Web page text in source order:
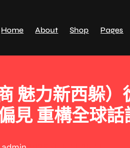
Home About Shop Pages
魅力新西躲
見 重構全球話